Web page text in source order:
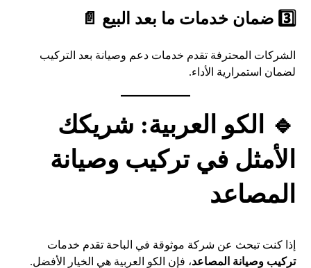
3️⃣ ضمان خدمات ما بعد البيع 📄
الشركات المحترفة تقدم خدمات دعم وصيانة بعد التركيب
لضمان استمرارية الأداء.
🔹 الكو العربية: شريكك
الأمثل في تركيب وصيانة
المصاعد
إذا كنت تبحث عن شركة موثوقة في الباحة تقدم خدمات
تركيب وصيانة المصاعد، فإن الكو العربية هي الخيار الأفضل.